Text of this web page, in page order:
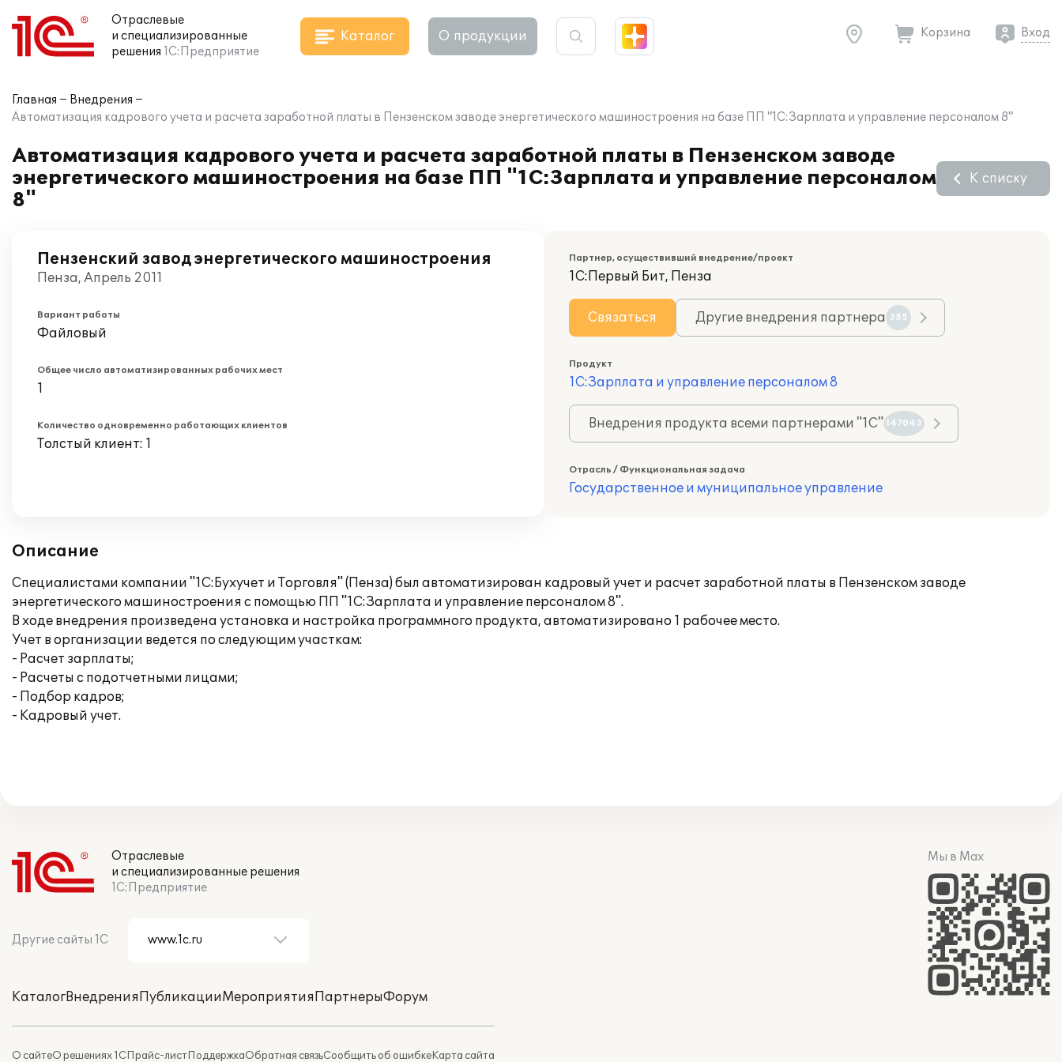
Отраслевые
и специализированные
решения 1С:Предприятие
Каталог О продукции Корзина Вход
Главная
Внедрения
Автоматизация кадрового учета и расчета заработной платы в Пензенском заводе энергетического машиностроения на базе ПП "1С:Зарплата и управление персоналом 8"
Автоматизация кадрового учета и расчета заработной платы в Пензенском заводе
энергетического машиностроения на базе ПП "1С:Зарплата и управление персоналом
8"
К списку
Пензенский завод энергетического машиностроения
Пенза, Апрель 2011
Вариант работы
Файловый
Общее число автоматизированных рабочих мест
1
Количество одновременно работающих клиентов
Толстый клиент: 1
Партнер, осуществивший внедрение/проект
1С:Первый Бит, Пенза
Связаться Другие внедрения партнера 355
Продукт
1С:Зарплата и управление персоналом 8
Внедрения продукта всеми партнерами "1С" 147043
Отрасль / Функциональная задача
Государственное и муниципальное управление
Описание
Специалистами компании "1С:Бухучет и Торговля" (Пенза) был автоматизирован кадровый учет и расчет заработной платы в Пензенском заводе
энергетического машиностроения с помощью ПП "1С:Зарплата и управление персоналом 8".
В ходе внедрения произведена установка и настройка программного продукта, автоматизировано 1 рабочее место.
Учет в организации ведется по следующим участкам:
- Расчет зарплаты;
- Расчеты с подотчетными лицами;
- Подбор кадров;
- Кадровый учет.
Отраслевые
и специализированные решения
1С:Предприятие
Другие сайты 1С
КаталогВнедренияПубликацииМероприятияПартнерыФорум
О сайтеО решениях 1СПрайс-листПоддержкаОбратная связьСообщить об ошибкеКарта сайта
Мы в Max